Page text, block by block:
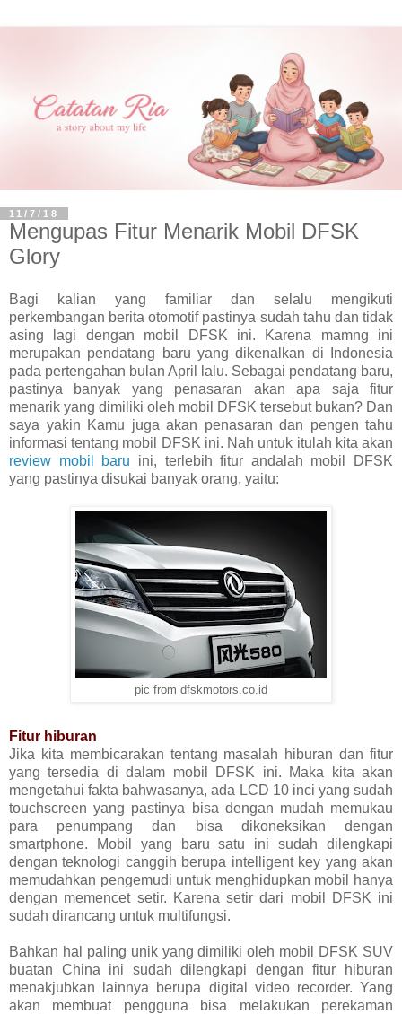
11/7/18
Mengupas Fitur Menarik Mobil DFSK
Glory
Bagi kalian yang familiar dan selalu mengikuti
perkembangan berita otomotif pastinya sudah tahu dan tidak
asing lagi dengan mobil DFSK ini. Karena mamng ini
merupakan pendatang baru yang dikenalkan di Indonesia
pada pertengahan bulan April lalu. Sebagai pendatang baru,
pastinya banyak yang penasaran akan apa saja fitur
menarik yang dimiliki oleh mobil DFSK tersebut bukan? Dan
saya yakin Kamu juga akan penasaran dan pengen tahu
informasi tentang mobil DFSK ini. Nah untuk itulah kita akan
review mobil baru ini, terlebih fitur andalah mobil DFSK
yang pastinya disukai banyak orang, yaitu:
pic from dfskmotors.co.id
Fitur hiburan
Jika kita membicarakan tentang masalah hiburan dan fitur
yang tersedia di dalam mobil DFSK ini. Maka kita akan
mengetahui fakta bahwasanya, ada LCD 10 inci yang sudah
touchscreen yang pastinya bisa dengan mudah memukau
para penumpang dan bisa dikoneksikan dengan
smartphone. Mobil yang baru satu ini sudah dilengkapi
dengan teknologi canggih berupa intelligent key yang akan
memudahkan pengemudi untuk menghidupkan mobil hanya
dengan memencet setir. Karena setir dari mobil DFSK ini
sudah dirancang untuk multifungsi.
Bahkan hal paling unik yang dimiliki oleh mobil DFSK SUV
buatan China ini sudah dilengkapi dengan fitur hiburan
menakjubkan lainnya berupa digital video recorder. Yang
akan membuat pengguna bisa melakukan perekaman